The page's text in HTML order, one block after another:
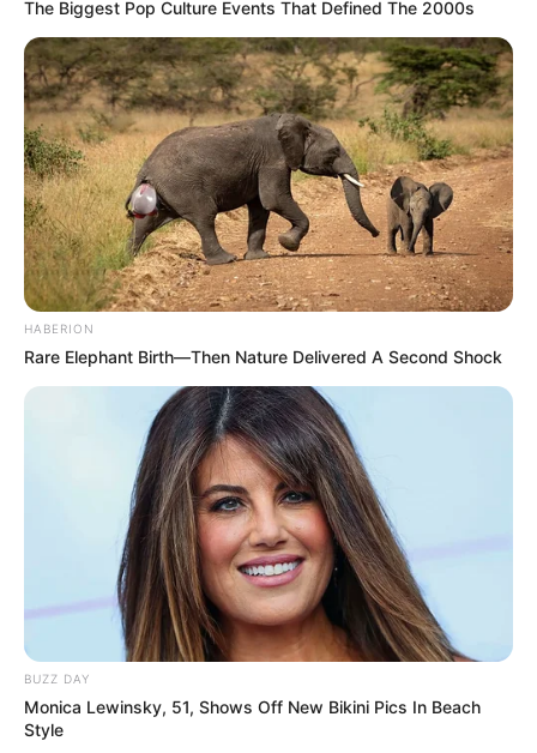
The Biggest Pop Culture Events That Defined The 2000s
HABERION
Rare Elephant Birth—Then Nature Delivered A Second Shock
BUZZ DAY
Monica Lewinsky, 51, Shows Off New Bikini Pics In Beach
Style